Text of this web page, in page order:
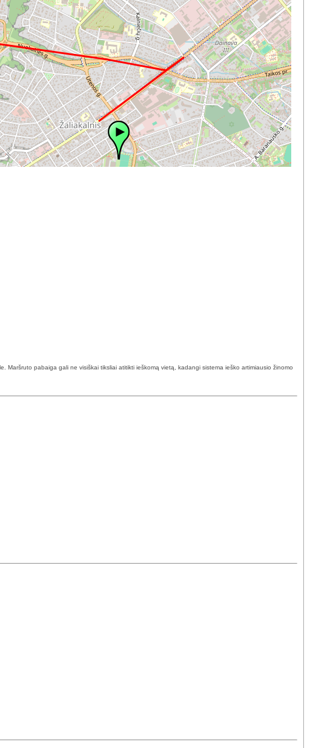
Maršruto pabaiga gali ne visiškai tiksliai atitikti ieškomą vietą, kadangi sistema ieško artimiausio žinomo